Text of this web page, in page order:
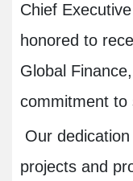
Chief
honored to
Global
commitment to
Our
projects and